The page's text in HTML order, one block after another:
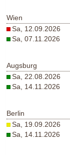
Wien
Sa, 12.09.2026
Sa, 07.11.2026
Augsburg
Sa, 22.08.2026
Sa, 14.11.2026
Berlin
Sa, 19.09.2026
Sa, 14.11.2026